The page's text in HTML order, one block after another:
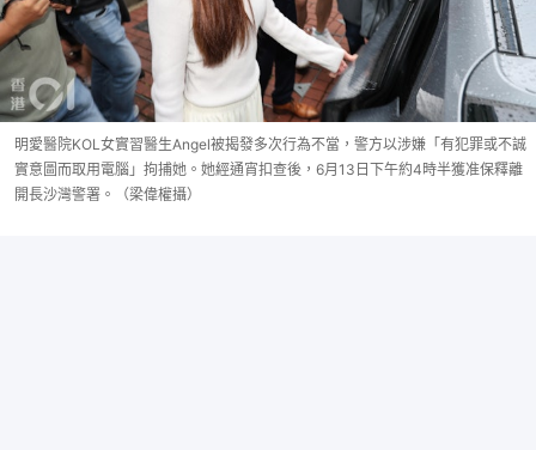
明愛醫院KOL女實習醫生Angel被揭發多次行為不當，警方以涉嫌「有犯罪或不誠
實意圖而取用電腦」拘捕她。她經通宵扣查後，6月13日下午約4時半獲准保釋離
開長沙灣警署。（梁偉權攝）